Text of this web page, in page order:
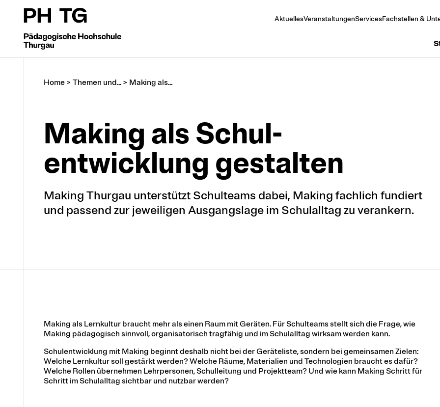
AktuellesVeranstaltungenServicesFachstellen &
Home > Themen und... > Making als...
Making als Schul­
entwicklung ge­stalten
Making Thurgau unterstützt Schulteams dabei, Making fachlich fundiert
und passend zur jeweiligen Ausgangslage im Schulalltag zu verankern.
Making als Lernkultur braucht mehr als einen Raum mit Geräten. Für Schulteams stellt sich die Frage, wie
Making pädagogisch sinnvoll, organisatorisch tragfähig und im Schulalltag wirksam werden kann.
Schulentwicklung mit Making beginnt deshalb nicht bei der Geräteliste, sondern bei gemeinsamen Zielen:
Welche Lernkultur soll gestärkt werden? Welche Räume, Materialien und Technologien braucht es dafür?
Welche Rollen übernehmen Lehrpersonen, Schulleitung und Projektteam? Und wie kann Making Schritt für
Schritt im Schulalltag sichtbar und nutzbar werden?